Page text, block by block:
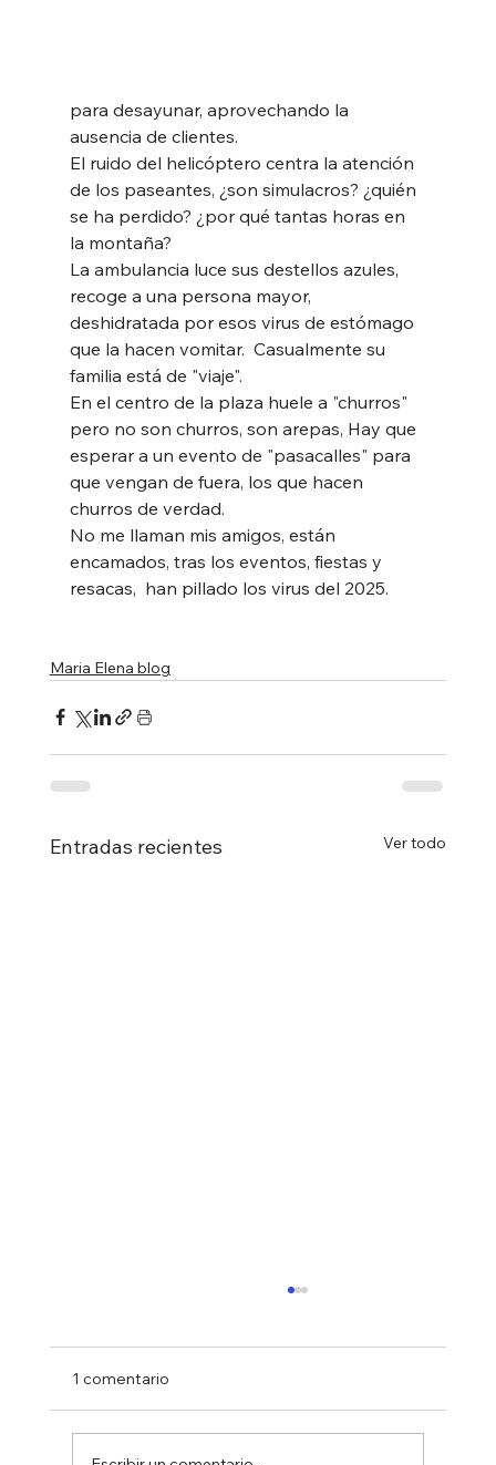
para desayunar, aprovechando la
ausencia de clientes.
El ruido del helicóptero centra la atención
de los paseantes, ¿son simulacros? ¿quién
se ha perdido? ¿por qué tantas horas en
la montaña?
La ambulancia luce sus destellos azules,
recoge a una persona mayor,
deshidratada por esos virus de estómago
que la hacen vomitar.  Casualmente su
familia está de "viaje".
En el centro de la plaza huele a "churros"
pero no son churros, son arepas, Hay que
esperar a un evento de "pasacalles" para
que vengan de fuera, los que hacen
churros de verdad.
No me llaman mis amigos, están
encamados, tras los eventos, fiestas y
resacas,  han pillado los virus del 2025.
Maria Elena blog
Entradas recientes Ver todo
1 comentario